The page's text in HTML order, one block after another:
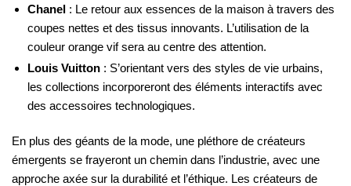
Chanel : Le retour aux essences de la maison à travers des
coupes nettes et des tissus innovants. L’utilisation de la
couleur orange vif sera au centre des attention.
Louis Vuitton : S’orientant vers des styles de vie urbains,
les collections incorporeront des éléments interactifs avec
des accessoires technologiques.
En plus des géants de la mode, une pléthore de créateurs
émergents se frayeront un chemin dans l’industrie, avec une
approche axée sur la durabilité et l’éthique. Les créateurs de